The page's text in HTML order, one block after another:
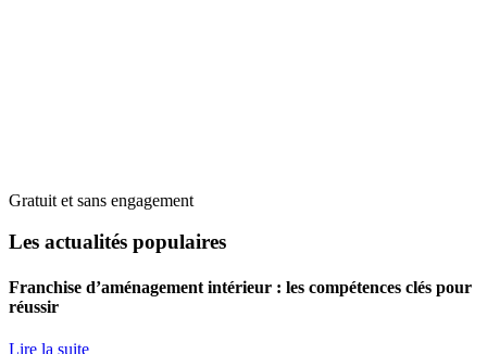
Gratuit et sans engagement
Les actualités populaires
Franchise d’aménagement intérieur : les compétences clés pour
réussir
Lire la suite